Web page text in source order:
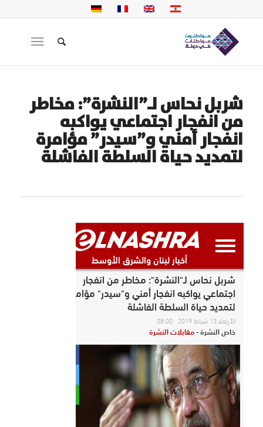
شربل نحاس لـ”النشرة”: مخاطر
من انفجار اجتماعي يواكبه
انفجار أمني و”سيدر” مؤامرة
لتمديد حياة السلطة الفاشلة